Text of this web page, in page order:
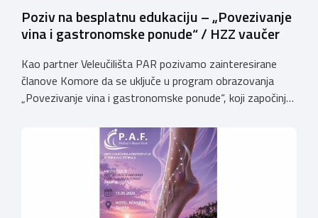
Poziv na besplatnu edukaciju – „Povezivanje
vina i gastronomske ponude“ / HZZ vaučer
Kao partner Veleučilišta PAR pozivamo zainteresirane
članove Komore da se uključe u program obrazovanja
„Povezivanje vina i gastronomske ponude“, koji započinje
PAR.Voditelj programa je dr. sc. Slobodan Ivanović,
profesor emeritus. Posebno ističemo kako je program za
sve polaznike potpuno besplatan, budući da se financira